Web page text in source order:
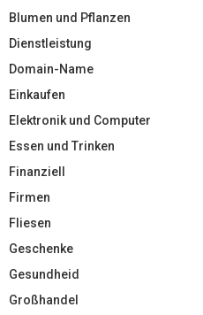
Blumen und Pflanzen
Dienstleistung
Domain-Name
Einkaufen
Elektronik und Computer
Essen und Trinken
Finanziell
Firmen
Fliesen
Geschenke
Gesundheid
Großhandel